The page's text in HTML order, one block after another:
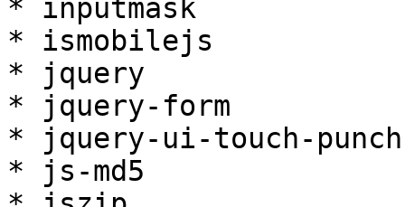
* inputmask
* ismobilejs
* jquery
* jquery-form
* jquery-ui-touch-punch
* js-md5